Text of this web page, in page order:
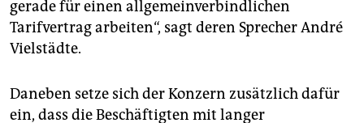
gerade für einen allgemeinverbindlichen
Tarifvertrag arbeiten“, sagt deren Sprecher André
Vielstädte.
Daneben setze sich der Konzern zusätzlich dafür
ein, dass die Beschäftigten mit langer